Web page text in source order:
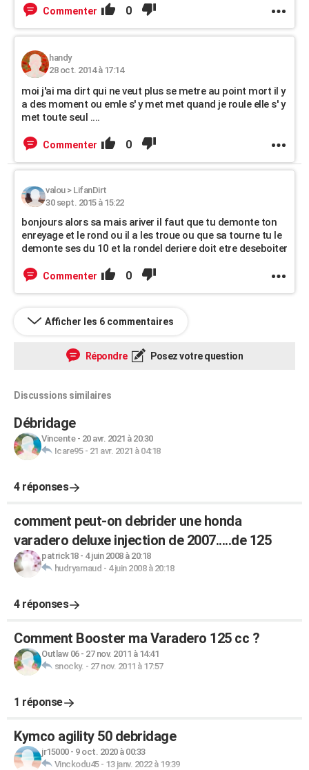
Commenter 0
handy
28 oct. 2014 à 17:14
moi j'ai ma dirt qui ne veut plus se metre au point mort il y
a des moment ou emle s' y met met quand je roule elle s' y
met toute seul ....
Commenter 0
valou> LifanDirt
30 sept. 2015 à 15:22
bonjours alors sa mais ariver il faut que tu demonte ton
enreyage et le rond ou il a les troue ou que sa tourne tu le
demonte ses du 10 et la rondel deriere doit etre deseboiter
Commenter 0
Afficher les 6 commentaires
Répondre Posez votre question
Discussions similaires
Débridage
Vincente- 20 avr. 2021 à 20:30
Icare95- 21 avr. 2021 à 04:18
4 réponses
comment peut-on debrider une honda
varadero deluxe injection de 2007.....de 125
patrick18- 4 juin 2008 à 20:18
hudryarnaud - 4 juin 2008 à 20:18
4 réponses
Comment Booster ma Varadero 125 cc ?
Outlaw 06- 27 nov. 2011 à 14:41
snocky. - 27 nov. 2011 à 17:57
1 réponse
Kymco agility 50 debridage
jr15000- 9 oct. 2020 à 00:33
Vinckodu45- 13 janv. 2022 à 19:39